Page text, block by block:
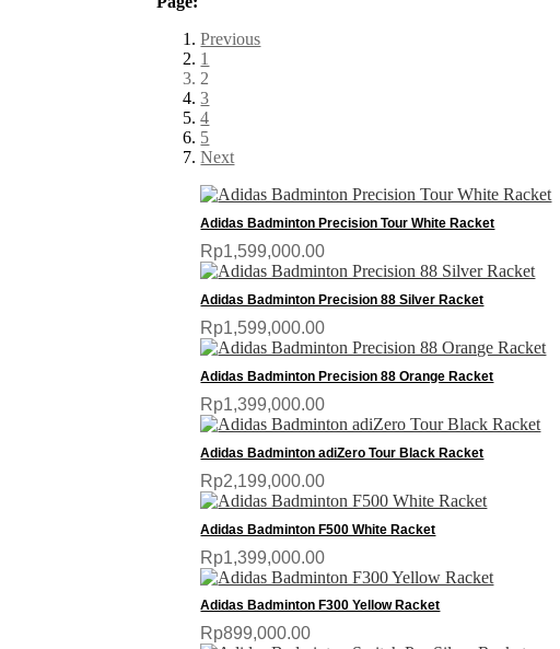
Previous
1
2
3
4
5
Next
Adidas Badminton Precision Tour White Racket
Rp1,599,000.00
Adidas Badminton Precision 88 Silver Racket
Rp1,599,000.00
Adidas Badminton Precision 88 Orange Racket
Rp1,399,000.00
Adidas Badminton adiZero Tour Black Racket
Rp2,199,000.00
Adidas Badminton F500 White Racket
Rp1,399,000.00
Adidas Badminton F300 Yellow Racket
Rp899,000.00